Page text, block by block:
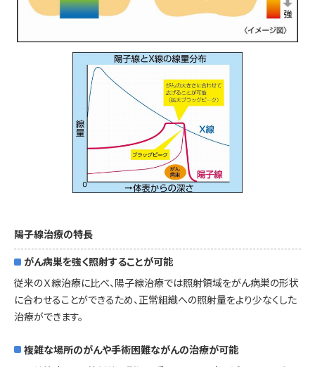
陽子線治療の特長
がん病巣を強く照射することが可能
従来のＸ線治療に比べ、陽子線治療では照射領域をがん病巣の形状
に合わせることができるため、正常組織への照射量をより少なくした
治療ができます。
複雑な場所のがんや手術困難ながんの治療が可能